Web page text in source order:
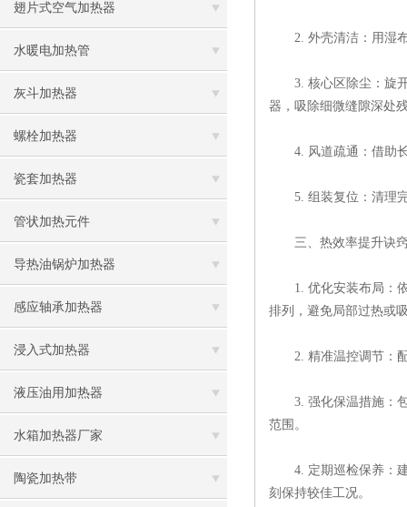
翅片式空气加热器
水暖电加热管
灰斗加热器
螺栓加热器
瓷套加热器
管状加热元件
导热油锅炉加热器
感应轴承加热器
浸入式加热器
液压油用加热器
水箱加热器厂家
陶瓷加热带
2. 外壳清洁：用湿布
3. 核心区除尘：旋开
器，吸除细微缝隙深处
4. 风道疏通：借助长
5. 组装复位：清理完
三、热效率提升诀
1. 优化安装布局：依
排列，避免局部过热或
2. 精准温控调节：配
3. 强化保温措施：包
范围。
4. 定期巡检保养：建
刻保持较佳工况。